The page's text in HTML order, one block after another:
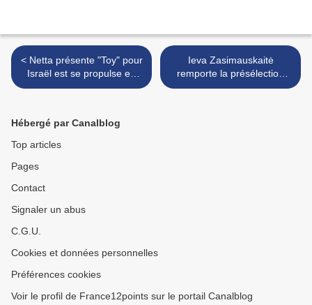
< Netta présente "Toy" pour
Israël est se propulse en
tête chez les boomakers
Ieva Zasimauskaitė
remporte la présélection
lituanienne avec "When
Hébergé par Canalblog
Top articles
Pages
Contact
Signaler un abus
C.G.U.
Cookies et données personnelles
Préférences cookies
Voir le profil de France12points sur le portail Canalblog